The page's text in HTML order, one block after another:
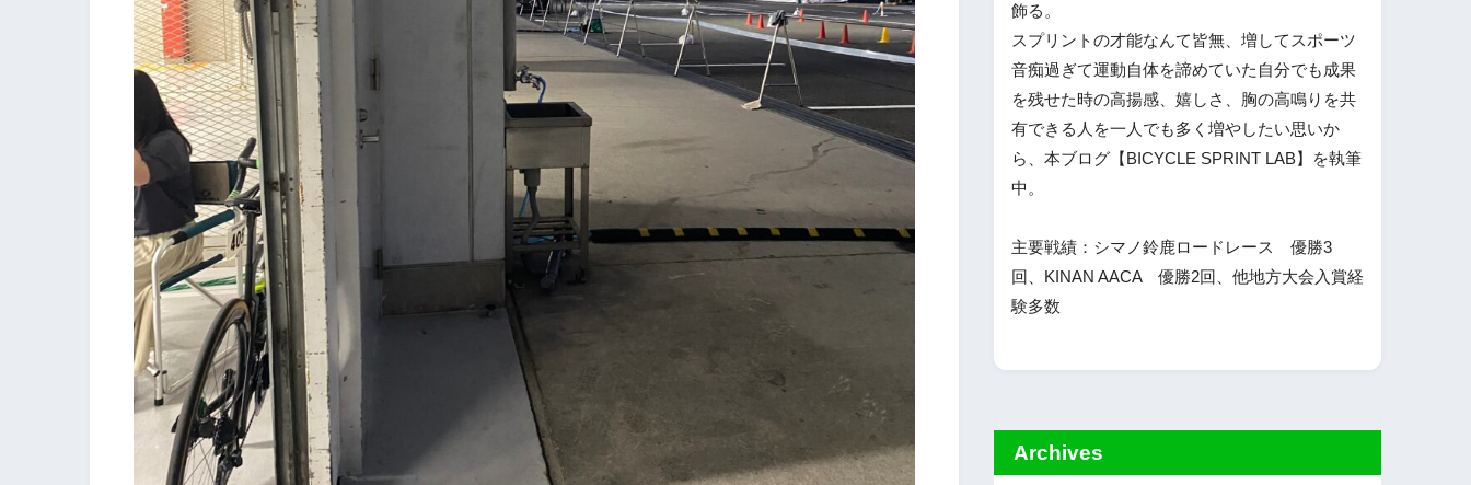
飾る。
スプリントの才能なんて皆無、増してスポーツ
音痴過ぎて運動自体を諦めていた自分でも成果
を残せた時の高揚感、嬉しさ、胸の高鳴りを共
有できる人を一人でも多く増やしたい思いか
ら、本ブログ【BICYCLE SPRINT LAB】を執筆
中。
主要戦績：シマノ鈴鹿ロードレース 優勝3
回、KINAN AACA 優勝2回、他地方大会入賞経
験多数
Archives